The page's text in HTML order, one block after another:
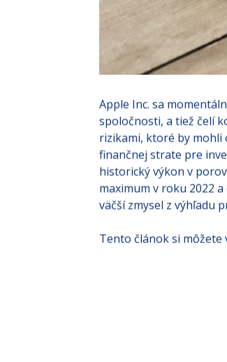
Apple Inc. sa
spoločnosti, a tiež čelí
rizikami, ktoré by mohli
finančnej strate pre
historický výkon v
maximum v roku 2022
väčší zmysel z výhľadu